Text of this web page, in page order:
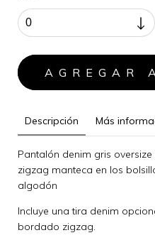
Descripción Más
Pantalón denim gris
zigzag manteca en los
algodón
Incluye una tira denim
bordado zigzag.